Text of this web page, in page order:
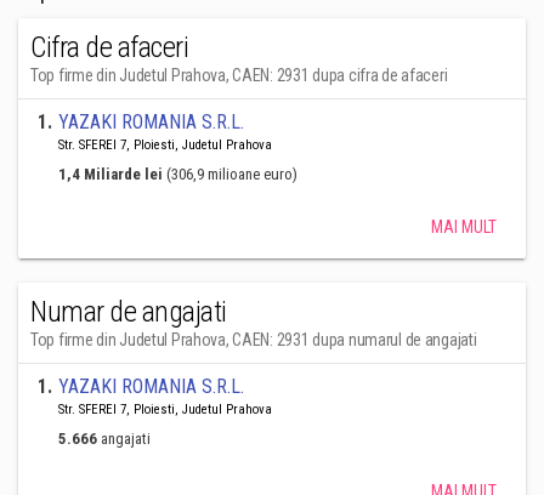
Cifra de afaceri
Top firme din Judetul Prahova, CAEN: 2931 dupa cifra de afaceri
1. YAZAKI ROMANIA S.R.L.
Str. SFEREI 7, Ploiesti, Judetul Prahova
1,4 Miliarde lei (306,9 milioane euro)
MAI MULT
Numar de angajati
Top firme din Judetul Prahova, CAEN: 2931 dupa numarul de angajati
1. YAZAKI ROMANIA S.R.L.
Str. SFEREI 7, Ploiesti, Judetul Prahova
5.666 angajati